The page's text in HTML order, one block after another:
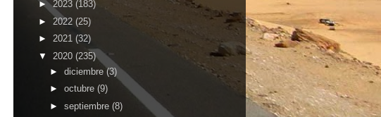
►2023 (183)
► 2022 (25)
► 2021 (32)
▼ 2020 (235)
► diciembre(3)
► octubre (9)
► septiembre (8)